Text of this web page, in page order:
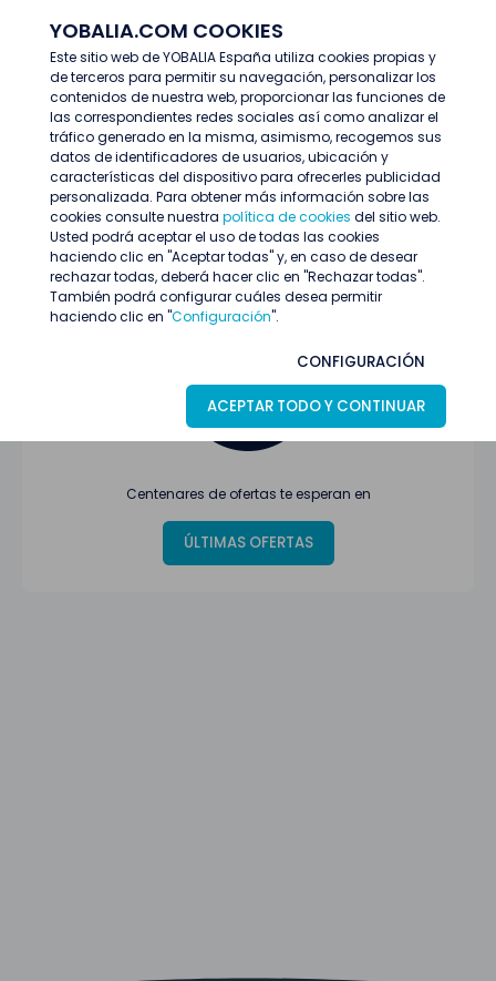
YOBALIA.COM COOKIES
Este sitio web de YOBALIA España utiliza cookies propias y
de terceros para permitir su navegación, personalizar los
contenidos de nuestra web, proporcionar las funciones de
las correspondientes redes sociales así como analizar el
tráfico generado en la misma, asimismo, recogemos sus
datos de identificadores de usuarios, ubicación y
características del dispositivo para ofrecerles publicidad
personalizada. Para obtener más información sobre las
cookies consulte nuestra política de cookies del sitio web.
Usted podrá aceptar el uso de todas las cookies
haciendo clic en "Aceptar todas" y, en caso de desear
rechazar todas, deberá hacer clic en "Rechazar todas".
También podrá configurar cuáles desea permitir
haciendo clic en "Configuración".
CONFIGURACIÓN
ACEPTAR TODO Y CONTINUAR
Últimas ofertas
Oferta no encontrada o ha finalizado su
proceso de selección
Centenares de ofertas te esperan en
ÚLTIMAS OFERTAS